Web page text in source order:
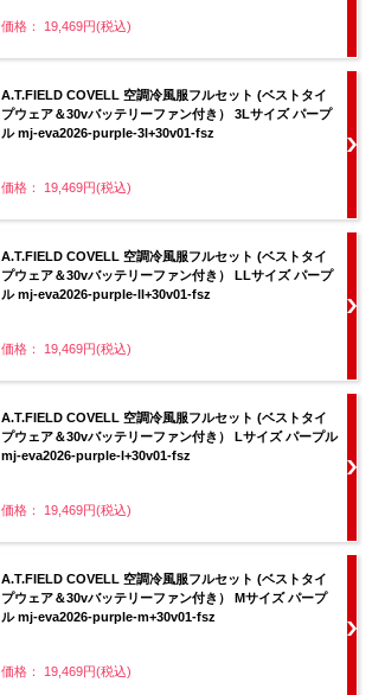
価格： 19,469円(税込)
A.T.FIELD COVELL 空調冷風服フルセット (ベストタイ
プウェア＆30vバッテリーファン付き） 3Lサイズ パープ
ル mj-eva2026-purple-3l+30v01-fsz
価格： 19,469円(税込)
A.T.FIELD COVELL 空調冷風服フルセット (ベストタイ
プウェア＆30vバッテリーファン付き） LLサイズ パープ
ル mj-eva2026-purple-ll+30v01-fsz
価格： 19,469円(税込)
A.T.FIELD COVELL 空調冷風服フルセット (ベストタイ
プウェア＆30vバッテリーファン付き） Lサイズ パープル
mj-eva2026-purple-l+30v01-fsz
価格： 19,469円(税込)
A.T.FIELD COVELL 空調冷風服フルセット (ベストタイ
プウェア＆30vバッテリーファン付き） Mサイズ パープ
ル mj-eva2026-purple-m+30v01-fsz
価格： 19,469円(税込)